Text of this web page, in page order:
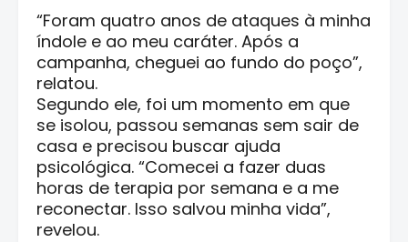
“Foram quatro anos de ataques à minha
índole e ao meu caráter. Após a
campanha, cheguei ao fundo do poço”,
relatou.
Segundo ele, foi um momento em que
se isolou, passou semanas sem sair de
casa e precisou buscar ajuda
psicológica. “Comecei a fazer duas
horas de terapia por semana e a me
reconectar. Isso salvou minha vida”,
revelou.